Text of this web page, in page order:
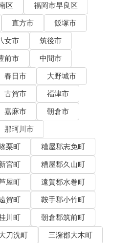
区
福岡市早良区
直方市
飯塚市
女市
筑後市
前市
中間市
春日市
大野城市
古賀市
福津市
嘉麻市
朝倉市
那珂川市
栗町
糟屋郡志免町
宮町
糟屋郡久山町
屋町
遠賀郡水巻町
賀町
鞍手郡小竹町
川町
朝倉郡筑前町
刀洗町
三潴郡大木町